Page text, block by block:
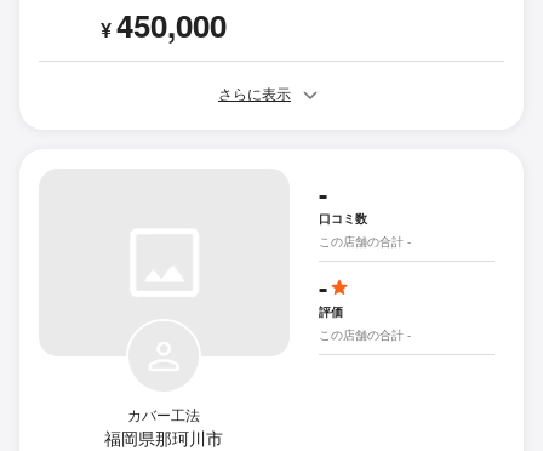
¥450,000
さらに表示
カバー工法
福岡県那珂川市
-
口コミ数
この店舗の合計 -
-
評価
この店舗の合計 -